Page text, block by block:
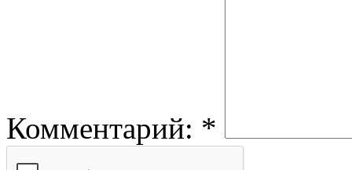
Комментарий: *